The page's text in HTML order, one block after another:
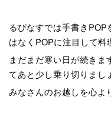
るぴなすでは手書き
はなくPOPに注目して
まだまだ寒い日が続き
てあと少し乗り切りまし
みなさんのお越しを心よ